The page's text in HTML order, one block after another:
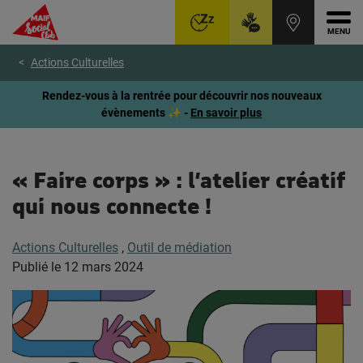
contenu
page
Actions Culturelles
Rendez-vous à la rentrée pour découvrir nos nouveaux
évènements ✨ - En savoir plus
« Faire corps » : l’atelier créatif
qui nous connecte !
Actions Culturelles , Outil de médiation
Publié le 12 mars 2024